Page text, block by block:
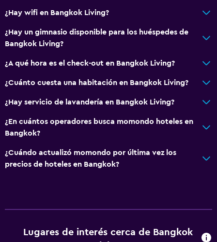
Plantas superiores accesibles por ascensor
Ducha
Secador de pelo
Baño privado
Sistema de entretenimiento
Aire libre
¿Hay wifi en Bangkok Living?
¿Hay un gimnasio disponible para los huéspedes de
Bangkok Living?
¿A qué hora es el check-out en Bangkok Living?
¿Cuánto cuesta una habitación en Bangkok Living?
¿Hay servicio de lavandería en Bangkok Living?
¿En cuántos operadores busca momondo hoteles en
Bangkok?
¿Cuándo actualizó momondo por última vez los
precios de hoteles en Bangkok?
Lugares de interés cerca de Bangkok